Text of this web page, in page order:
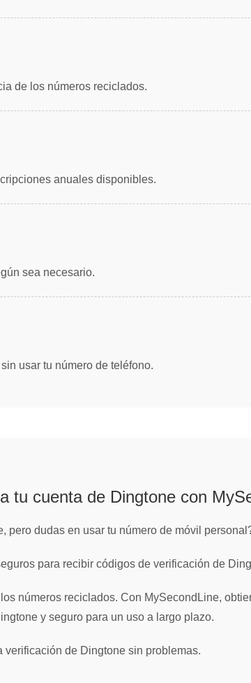
de los números reciclados.
anuales disponibles.
sea necesario.
usar tu número de teléfono.
tu cuenta de Dingtone con
pero dudas en usar tu número de móvil
para recibir códigos de verificación de
números reciclados. Con MySecondLine,
y seguro para un uso a largo plazo.
de Dingtone sin problemas.